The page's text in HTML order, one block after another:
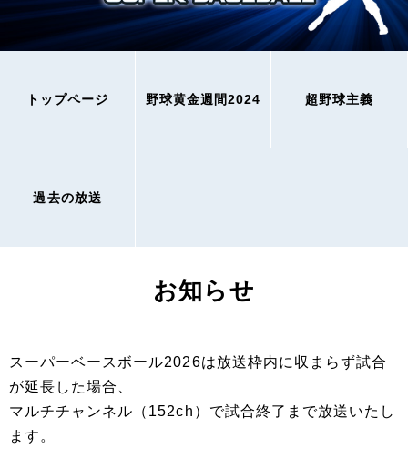
トップページ 野球黄金週間2024 超野球主義
過去の放送
お知らせ
スーパーベースボール2026は放送枠内に収まらず試合
が延長した場合、
マルチチャンネル（152ch）で試合終了まで放送いたし
ます。